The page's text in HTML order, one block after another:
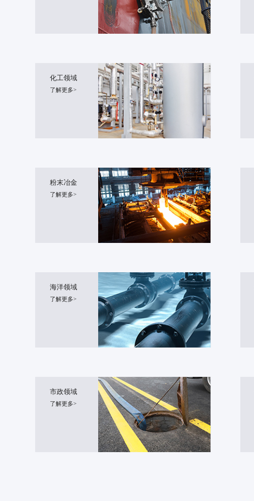
化工领域
了解更多>
粉末冶金
了解更多>
海洋领域
了解更多>
市政领域
了解更多>